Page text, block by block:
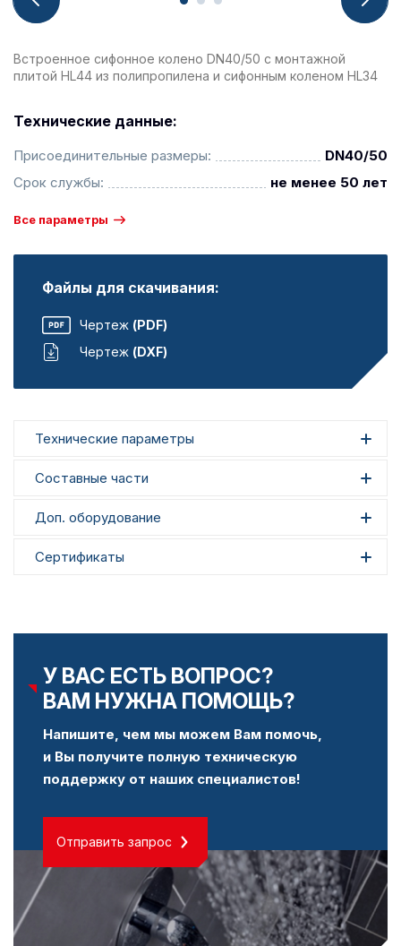
Встроенное сифонное колено DN40/50 с монтажной
плитой HL44 из полипропилена и сифонным коленом HL34
Технические данные:
Присоединительные размеры:
DN40/50
Срок службы:
не менее 50 лет
Все параметры
Файлы для скачивания:
Чертеж (PDF)
Чертеж (DXF)
Технические параметры
Составные части
Доп. оборудование
Сертификаты
У ВАС ЕСТЬ ВОПРОС?
ВАМ НУЖНА ПОМОЩЬ?
Напишите, чем мы можем Вам помочь,
и Вы получите полную техническую
поддержку от наших специалистов!
Отправить запрос